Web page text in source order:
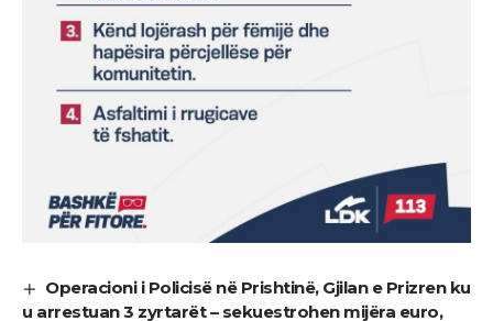
Operacioni i Policisë në Prishtinë, Gjilan e Prizren ku
u arrestuan 3 zyrtarët – sekuestrohen mijëra euro,